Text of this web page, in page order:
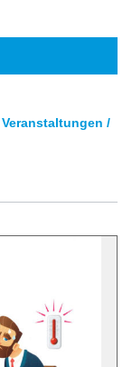
Veranstaltungen /